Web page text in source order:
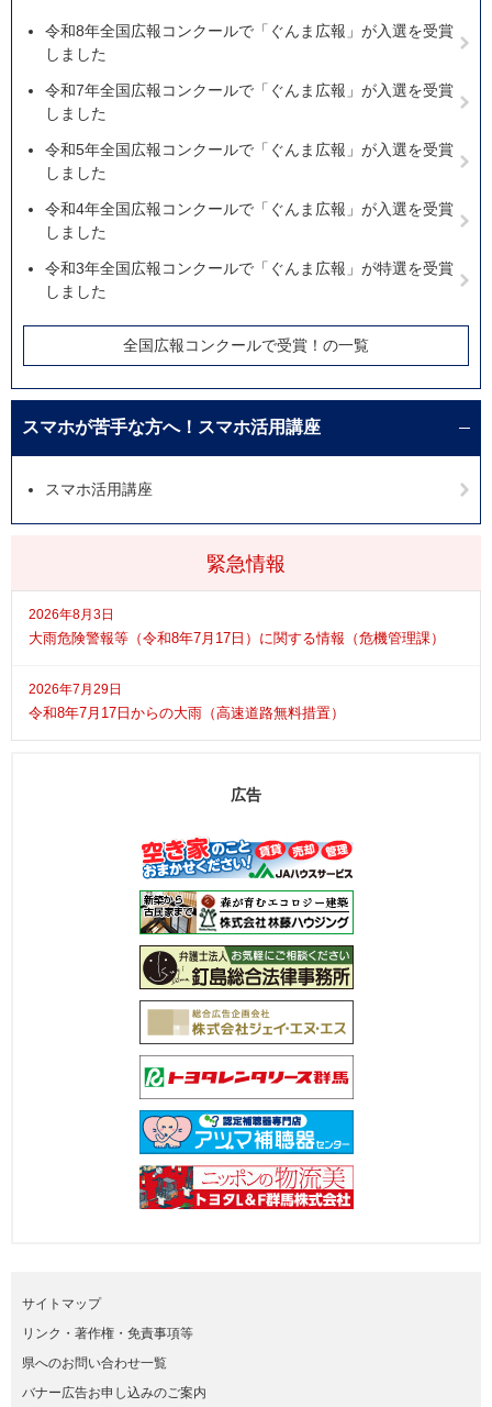
緊急情報
2026年8月3日
大雨危険警報等（令和8年7月17日）に関する情報（危機管理課）
2026年7月29日
令和8年7月17日からの大雨（高速道路無料措置）
令和8年全国広報コンクールで「ぐんま広報」が入選を受賞
しました
令和7年全国広報コンクールで「ぐんま広報」が入選を受賞
しました
令和5年全国広報コンクールで「ぐんま広報」が入選を受賞
しました
令和4年全国広報コンクールで「ぐんま広報」が入選を受賞
しました
令和3年全国広報コンクールで「ぐんま広報」が特選を受賞
しました
全国広報コンクールで受賞！の一覧
スマホが苦手な方へ！スマホ活用講座
スマホ活用講座
広告
サイトマップ
リンク・著作権・免責事項等
県へのお問い合わせ一覧
バナー広告お申し込みのご案内